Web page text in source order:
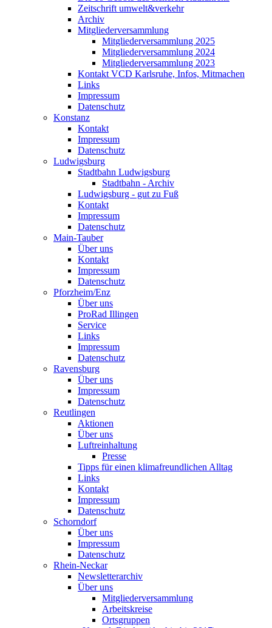
Zeitschrift umwelt&verkehr
Archiv
Mitgliederversammlung
Mitgliederversammlung 2025
Mitgliederversammlung 2024
Mitgliederversammlung 2023
Kontakt VCD Karlsruhe, Infos, Mitmachen
Links
Impressum
Datenschutz
Konstanz
Kontakt
Impressum
Datenschutz
Ludwigsburg
Stadtbahn Ludwigsburg
Stadtbahn - Archiv
Ludwigsburg - gut zu Fuß
Kontakt
Impressum
Datenschutz
Main-Tauber
Über uns
Kontakt
Impressum
Datenschutz
Pforzheim/Enz
Über uns
ProRad Illingen
Service
Links
Impressum
Datenschutz
Ravensburg
Über uns
Impressum
Datenschutz
Reutlingen
Aktionen
Über uns
Luftreinhaltung
Presse
Tipps für einen klimafreundlichen Alltag
Links
Kontakt
Impressum
Datenschutz
Schorndorf
Über uns
Impressum
Datenschutz
Rhein-Neckar
Newsletterarchiv
Über uns
Mitgliederversammlung
Arbeitskreise
Ortsgruppen